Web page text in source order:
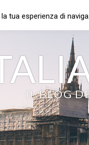
IL BLOG
tua esperienza di